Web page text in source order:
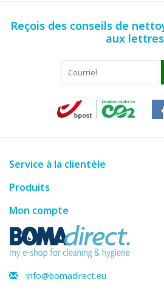
Reçois des conseils de
aux
Service à la clientèle
Produits
Mon compte
info@bomadirect.eu